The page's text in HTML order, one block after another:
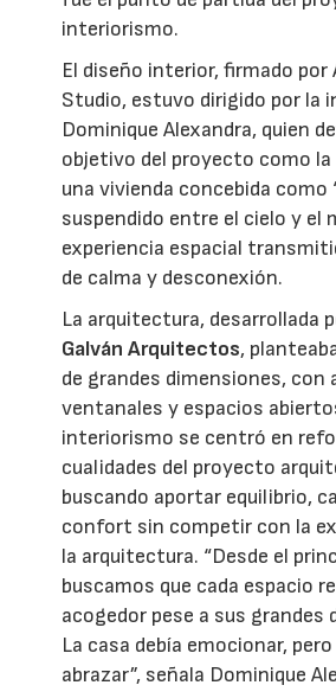
interiorismo.
El diseño interior, firmado por
Studio, estuvo dirigido por la
Dominique Alexandra, quien
objetivo del proyecto como la
una vivienda concebida como
suspendido entre el cielo y el
experiencia espacial
de calma y desconexión.
La arquitectura, desarrollada
Galván Arquitectos,
de grandes dimensiones, con
ventanales y espacios
interiorismo se centró en
cualidades del proyecto
buscando aportar equilibrio,
confort sin competir con la
la arquitectura. “Desde el
buscamos que cada espacio
acogedor pese a sus grandes
La casa debía emocionar,
abrazar”, señala Dominique